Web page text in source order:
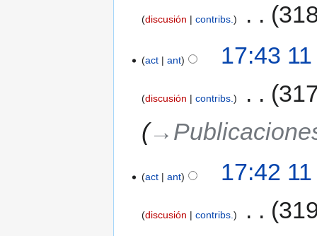
discusión contribs.
act ant 17:43
discusión contribs.
act ant 17:42
discusión contribs.